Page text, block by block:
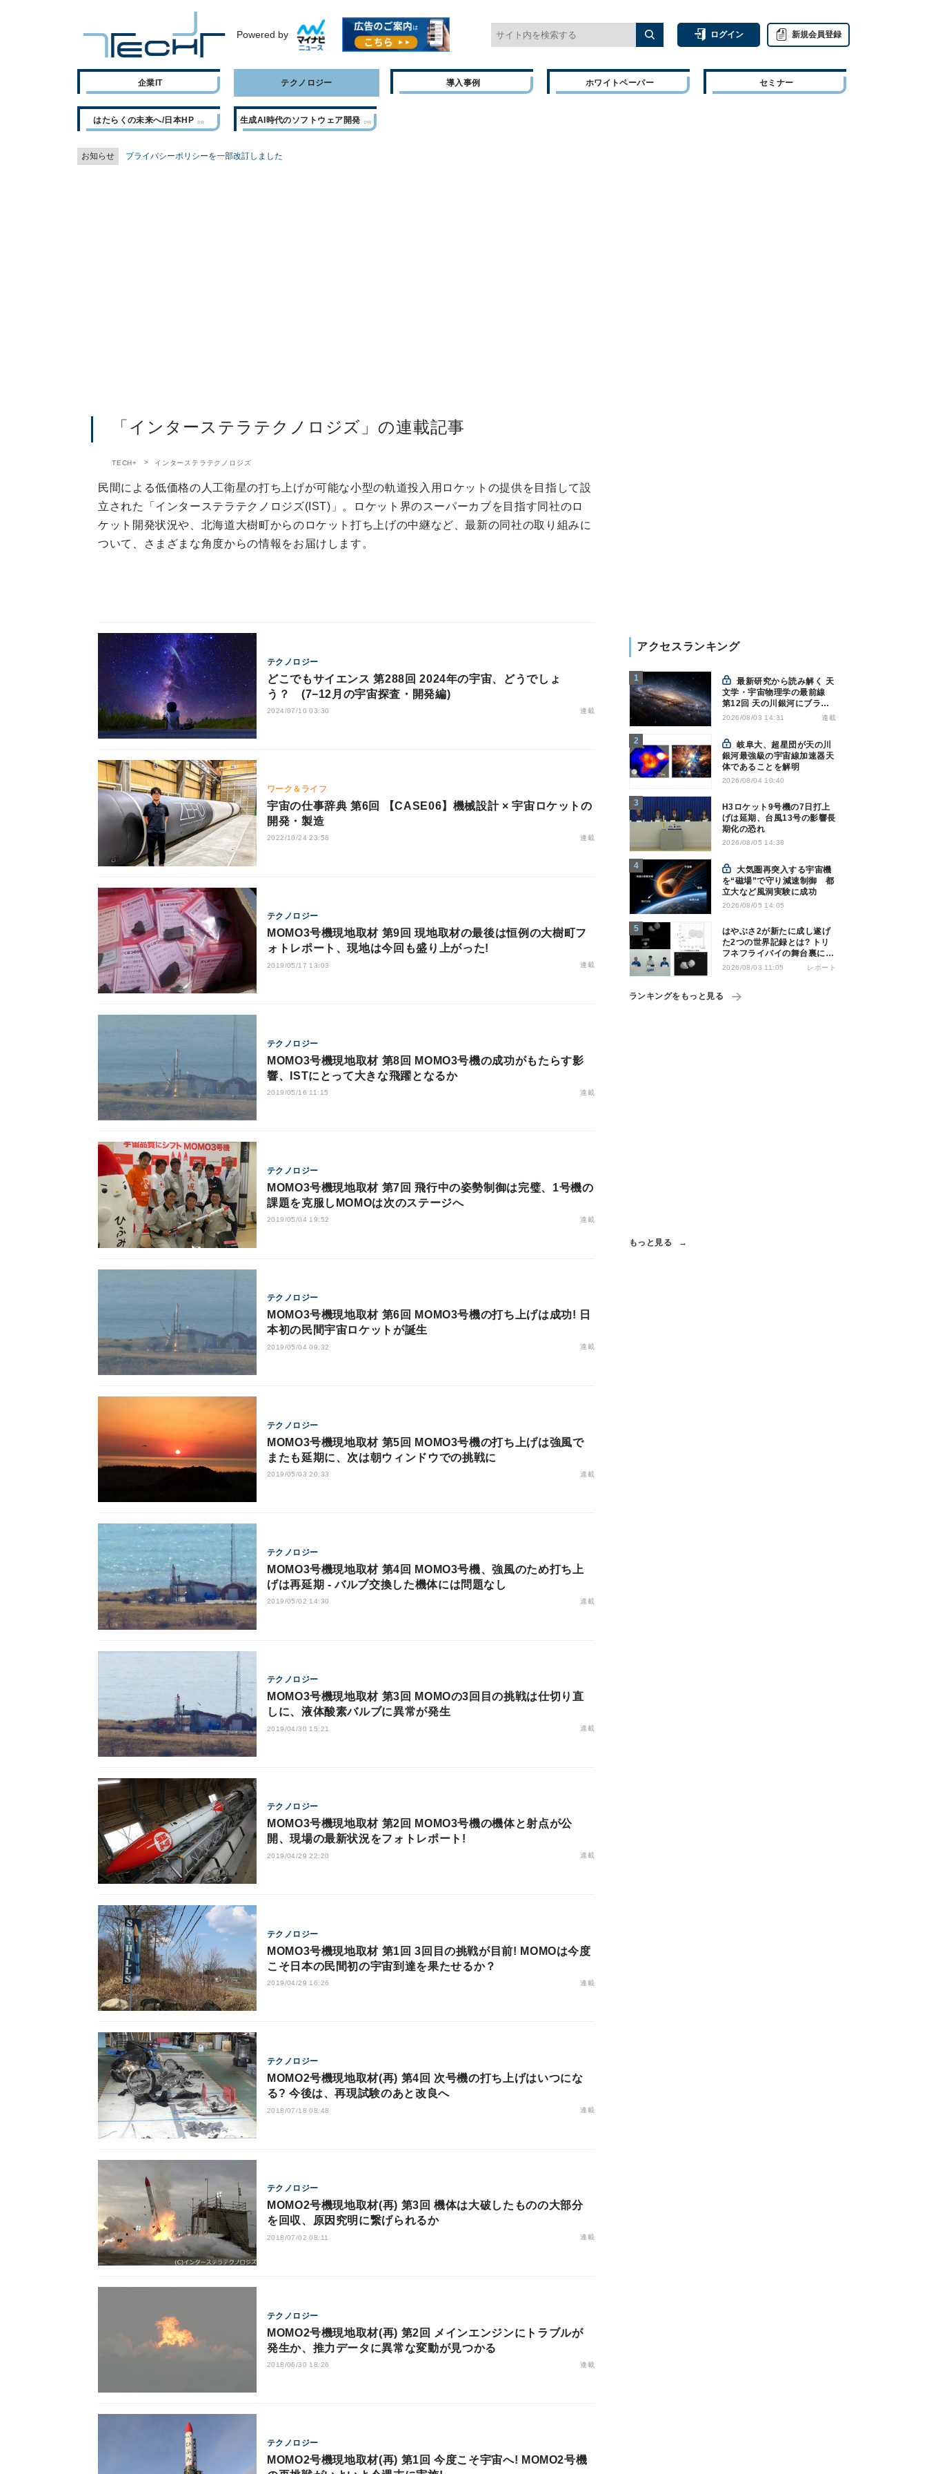
Powered by ログイン 新規会員登録
企業IT テクノロジー 導入事例 ホワイトペーパー セミナー
はたらくの未来へ/日本HP 生成AI時代のソフトウェア開発
お知らせ プライバシーポリシーを一部改訂しました
「インターステラテクノロジズ」の連載記事
TECH+ インターステラテクノロジズ
民間による低価格の人工衛星の打ち上げが可能な小型の軌道投入用ロケットの提供を目指して設
立された「インターステラテクノロジズ(IST)」。ロケット界のスーパーカブを目指す同社のロ
ケット開発状況や、北海道大樹町からのロケット打ち上げの中継など、最新の同社の取り組みに
ついて、さまざまな角度からの情報をお届けします。
テクノロジー
どこでもサイエンス 第288回 2024年の宇宙、どうでしょ
う？ (7−12月の宇宙探査・開発編)
2024/07/10 03:30 連載
ワーク＆ライフ
宇宙の仕事辞典 第6回 【CASE06】機械設計 × 宇宙ロケットの
開発・製造
2022/10/24 23:58 連載
テクノロジー
MOMO3号機現地取材 第9回 現地取材の最後は恒例の大樹町フ
ォトレポート、現地は今回も盛り上がった!
2019/05/17 13:03 連載
テクノロジー
MOMO3号機現地取材 第8回 MOMO3号機の成功がもたらす影
響、ISTにとって大きな飛躍となるか
2019/05/16 11:15 連載
テクノロジー
MOMO3号機現地取材 第7回 飛行中の姿勢制御は完璧、1号機の
課題を克服しMOMOは次のステージへ
2019/05/04 19:52 連載
テクノロジー
MOMO3号機現地取材 第6回 MOMO3号機の打ち上げは成功! 日
本初の民間宇宙ロケットが誕生
2019/05/04 09:32 連載
テクノロジー
MOMO3号機現地取材 第5回 MOMO3号機の打ち上げは強風で
またも延期に、次は朝ウィンドウでの挑戦に
2019/05/03 20:33 連載
テクノロジー
MOMO3号機現地取材 第4回 MOMO3号機、強風のため打ち上
げは再延期 - バルブ交換した機体には問題なし
2019/05/02 14:30 連載
テクノロジー
MOMO3号機現地取材 第3回 MOMOの3回目の挑戦は仕切り直
しに、液体酸素バルブに異常が発生
2019/04/30 15:21 連載
テクノロジー
MOMO3号機現地取材 第2回 MOMO3号機の機体と射点が公
開、現場の最新状況をフォトレポート!
2019/04/29 22:20 連載
テクノロジー
MOMO3号機現地取材 第1回 3回目の挑戦が目前! MOMOは今度
こそ日本の民間初の宇宙到達を果たせるか？
2019/04/29 16:26 連載
テクノロジー
MOMO2号機現地取材(再) 第4回 次号機の打ち上げはいつにな
る? 今後は、再現試験のあと改良へ
2018/07/18 08:48 連載
テクノロジー
MOMO2号機現地取材(再) 第3回 機体は大破したものの大部分
を回収、原因究明に繋げられるか
2018/07/02 08:11 連載
テクノロジー
MOMO2号機現地取材(再) 第2回 メインエンジンにトラブルが
発生か、推力データに異常な変動が見つかる
2018/06/30 18:26 連載
テクノロジー
MOMO2号機現地取材(再) 第1回 今度こそ宇宙へ! MOMO2号機
アクセスランキング
最新研究から読み解く 天
文学・宇宙物理学の最前線
第12回 天の川銀河にブラッ
クホール1億7000万個？ - 大
2026/08/03 14:31 連載
岐阜大、超星団が天の川
銀河最強級の宇宙線加速器天
体であることを解明
2026/08/04 10:40
H3ロケット9号機の7日打上
げは延期、台風13号の影響長
期化の恐れ
2026/08/05 14:38
大気圏再突入する宇宙機
を“磁場”で守り減速制御 都
立大など風洞実験に成功
2026/08/05 14:05
はやぶさ2が新たに成し遂げ
た2つの世界記録とは? トリ
フネフライバイの舞台裏に迫
る
2026/08/03 11:05 レポート
ランキングをもっと見る
もっと見る